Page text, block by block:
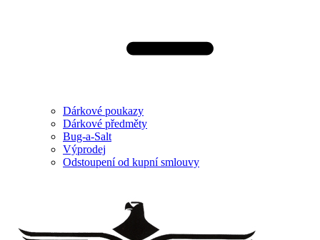
Dárkové poukazy
Dárkové předměty
Bug-a-Salt
Výprodej
Odstoupení od kupní smlouvy